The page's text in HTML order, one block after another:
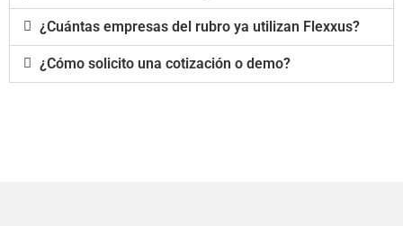
¿Cuántas empresas del rubro ya utilizan Flexxus?
¿Cómo solicito una cotización o demo?